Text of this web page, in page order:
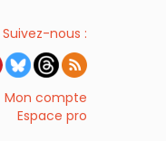
Suivez-nous :
Mon compte
Espace pro